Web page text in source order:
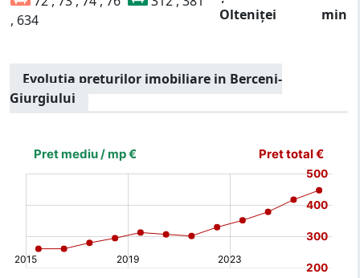
, 634
Olteniței
min
Evolutia preturilor imobiliare in Berceni-
Giurgiului